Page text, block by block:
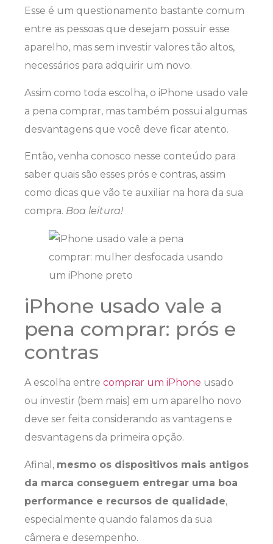
Esse é um questionamento bastante comum
entre as pessoas que desejam possuir esse
aparelho, mas sem investir valores tão altos,
necessários para adquirir um novo.
Assim como toda escolha, o iPhone usado vale
a pena comprar, mas também possui algumas
desvantagens que você deve ficar atento.
Então, venha conosco nesse conteúdo para
saber quais são esses prós e contras, assim
como dicas que vão te auxiliar na hora da sua
compra. Boa leitura!
iPhone usado vale a
pena comprar: prós e
contras
A escolha entre comprar um iPhone usado
ou investir (bem mais) em um aparelho novo
deve ser feita considerando as vantagens e
desvantagens da primeira opção.
Afinal, mesmo os dispositivos mais antigos
da marca conseguem entregar uma boa
performance e recursos de qualidade,
especialmente quando falamos da sua
câmera e desempenho.